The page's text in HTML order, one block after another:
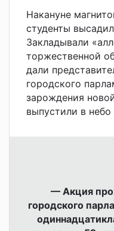
Накануне
студенты
Закладывали
торжественной
дали
городского
зарождения
выпустили в
— Акция
городского